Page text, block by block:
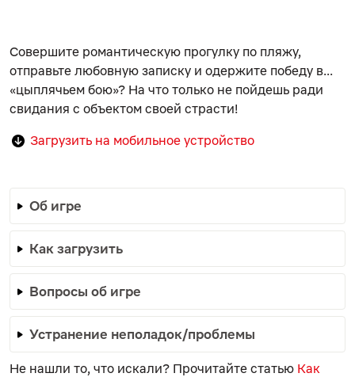
Совершите романтическую прогулку по пляжу,
отправьте любовную записку и одержите победу в...
«цыплячьем бою»? На что только не пойдешь ради
свидания с объектом своей страсти!
Загрузить на мобильное устройство
Об игре
Как загрузить
Вопросы об игре
Устранение неполадок/проблемы
Не нашли то, что искали? Прочитайте статью Как